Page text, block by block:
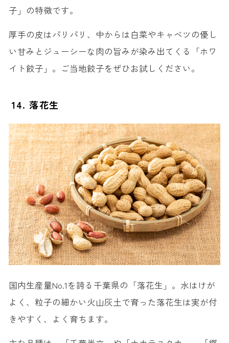
子」の特徴です。
厚手の皮はパリパリ、中からは白菜やキャベツの優し
い甘みとジューシーな肉の旨みが染み出てくる「ホワ
イト餃子」。ご当地餃子をぜひお試しください。
14. 落花生
国内生産量No.1を誇る千葉県の「落花生」。水はけが
よく、粒子の細かい火山灰土で育った落花生は実が付
きやすく、よく育ちます。